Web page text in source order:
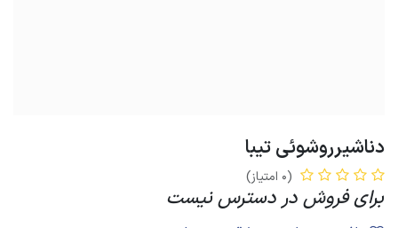
دناشیرروشوئی تیبا
(0 امتیاز)
برای فروش در دسترس نیست